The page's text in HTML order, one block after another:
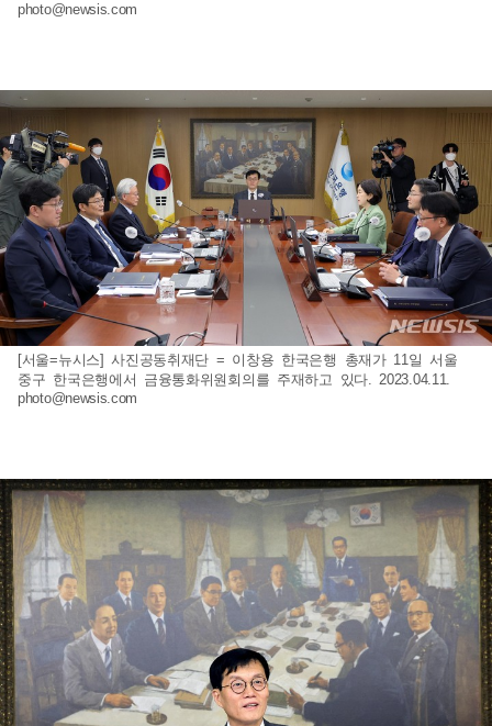
photo@newsis.com
[서울=뉴시스] 사진공동취재단 = 이창용 한국은행 총재가 11일 서울
중구 한국은행에서 금융통화위원회의를 주재하고 있다. 2023.04.11.
photo@newsis.com